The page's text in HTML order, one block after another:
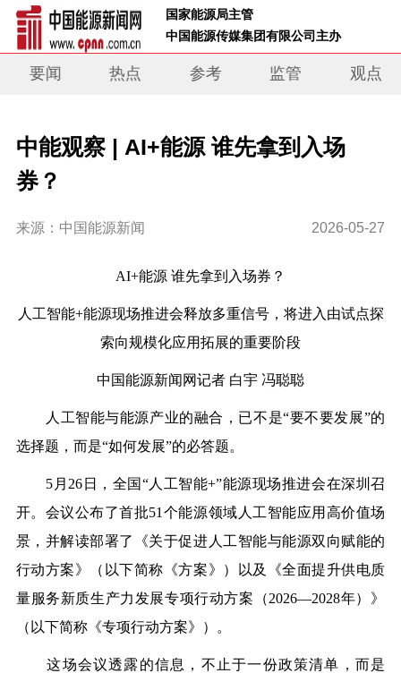
国家能源局主管
中国能源传媒集团有限公司主办
要闻 热点 参考 监管 观点
中能观察 | AI+能源 谁先拿到入场
券？
来源：中国能源新闻 2026-05-27
AI+能源 谁先拿到入场券？
人工智能+能源现场推进会释放多重信号，将进入由试点探
索向规模化应用拓展的重要阶段
中国能源新闻网记者 白宇 冯聪聪
人工智能与能源产业的融合，已不是“要不要发展”的
选择题，而是“如何发展”的必答题。
5月26日，全国“人工智能+”能源现场推进会在深圳召
开。会议公布了首批51个能源领域人工智能应用高价值场
景，并解读部署了《关于促进人工智能与能源双向赋能的
行动方案》（以下简称《方案》）以及《全面提升供电质
量服务新质生产力发展专项行动方案（2026—2028年）》
（以下简称《专项行动方案》）。
这场会议透露的信息，不止于一份政策清单，而是